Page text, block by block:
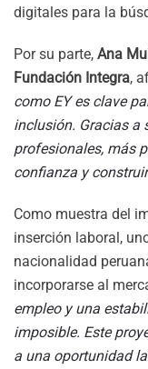
digitales para la
Por su parte, Ana
Fundación Integra,
como EY es clave
inclusión. Gracias a
profesionales, más
confianza y
Como muestra del
inserción laboral,
nacionalidad
incorporarse al
empleo y una
imposible. Este
a una oportunidad